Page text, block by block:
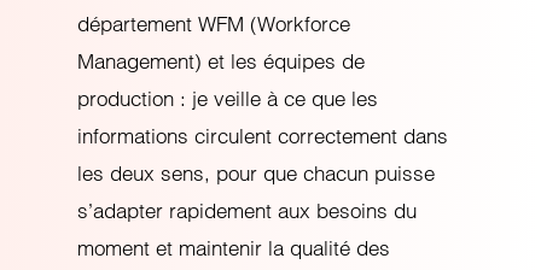
département WFM (Workforce
Management) et les équipes de
production : je veille à ce que les
informations circulent correctement dans
les deux sens, pour que chacun puisse
s’adapter rapidement aux besoins du
moment et maintenir la qualité des